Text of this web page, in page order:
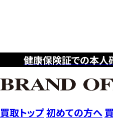
健康保険証での本
買取トップ初めての方へ